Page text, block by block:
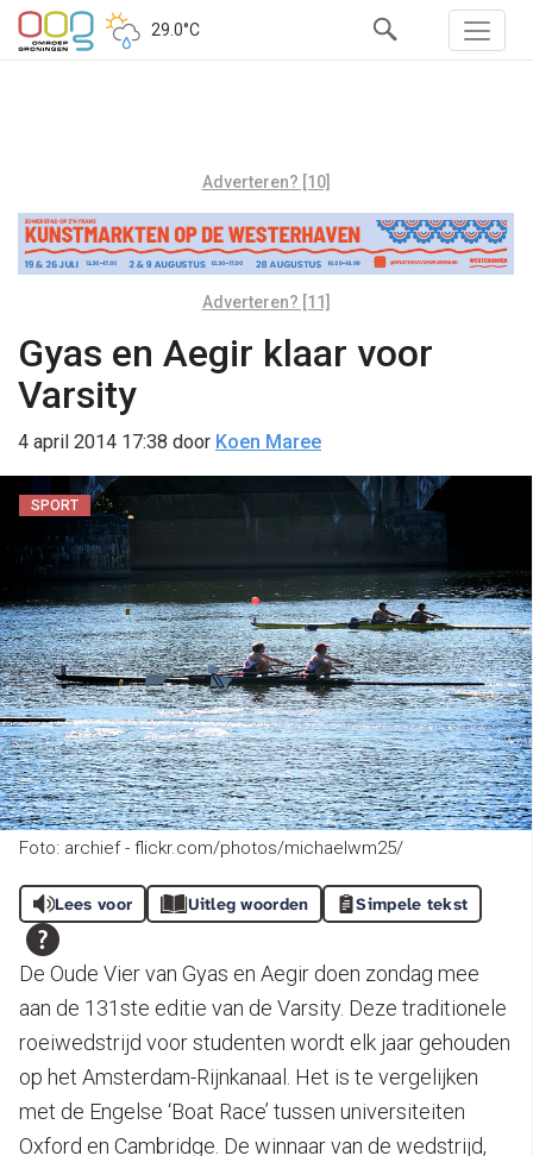
29.0°C
Adverteren? [10]
Adverteren? [11]
Gyas en Aegir klaar voor
Varsity
4 april 2014 17:38 door Koen Maree
SPORT
Foto: archief - flickr.com/photos/michaelwm25/
Lees voor Uitleg woorden Simpele tekst
De Oude Vier van Gyas en Aegir doen zondag mee
aan de 131ste editie van de Varsity. Deze traditionele
roeiwedstrijd voor studenten wordt elk jaar gehouden
op het Amsterdam-Rijnkanaal. Het is te vergelijken
met de Engelse ‘Boat Race’ tussen universiteiten
Oxford en Cambridge. De winnaar van de wedstrijd,